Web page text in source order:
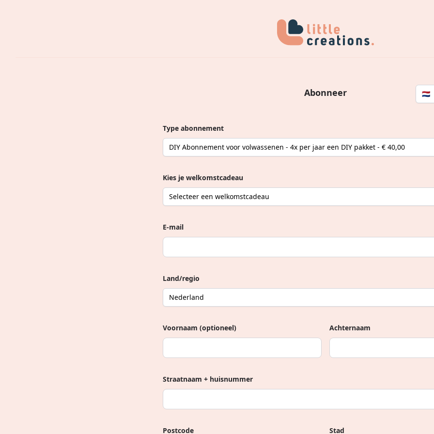
Abonneer 🇳🇱
Type abonnement
Kies je welkomstcadeau
E-mail
Land/regio
Voornaam (optioneel) Achternaam
Straatnaam + huisnummer
Postcode Stad